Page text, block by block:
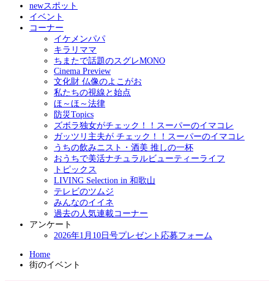
newスポット
イベント
コーナー
イケメンパパ
キラリママ
ちまたで話題のスグレMONO
Cinema Preview
文化財 仏像のよこがお
私たちの視線と始点
ほ～ほ～法律
防災Topics
ズボラ独女がチェック！！スーパーのイマコレ
ガッツリ主夫が チェック！！スーパーのイマコレ
うちの飲みニスト・酒美 推しの一杯
おうちで美活ナチュラルビューティーライフ
トピックス
LIVING Selection in 和歌山
テレビのツムジ
みんなのイイネ
過去の人気連載コーナー
アンケート
2026年1月10日号プレゼント応募フォーム
Home
街のイベント